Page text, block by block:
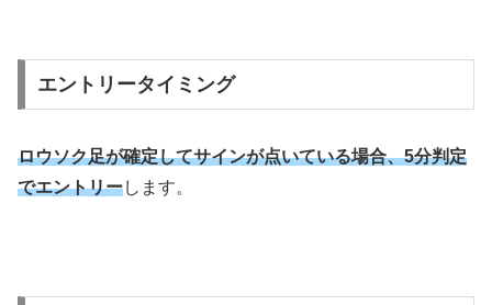
エントリータイミング
ロウソク足が確定してサインが点いている場合、5分判定
でエントリーします。